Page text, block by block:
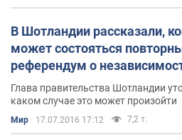
В Шотландии рассказали,
может состояться
референдум о
Глава правительства Шотландии
каком случае это может произойти
Мир 17.07.2016 17:12 7,2 т.